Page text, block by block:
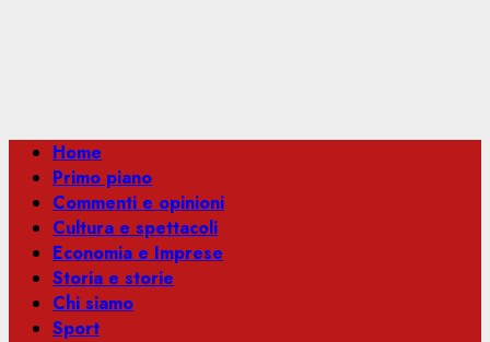
Menu
principale
Home
Primo piano
Commenti e opinioni
Cultura e spettacoli
Economia e Imprese
Storia e storie
Chi siamo
Sport